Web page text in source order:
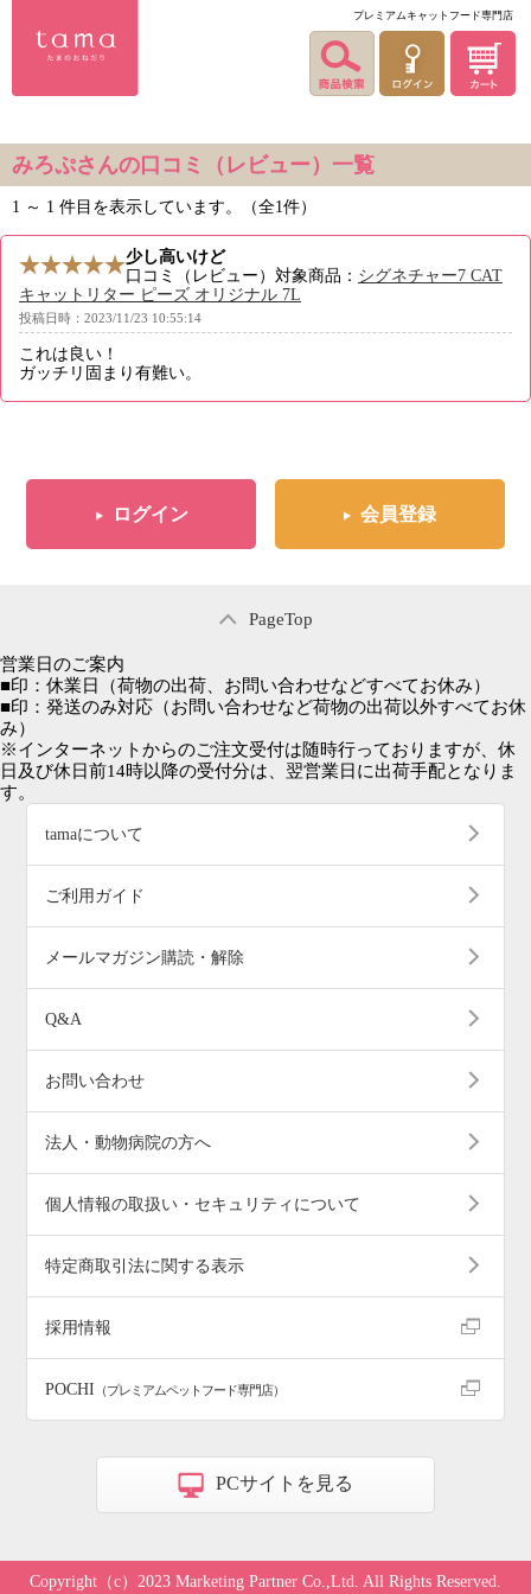
プレミアムキャットフード専門店
みろぷさんの口コミ（レビュー）一覧
1 ～ 1 件目を表示しています。（全1件）
少し高いけど
口コミ（レビュー）対象商品： シグネチャー7 CAT
キャットリター ピーズ オリジナル 7L
投稿日時：2023/11/23 10:55:14
これは良い！
ガッチリ固まり有難い。
ログイン 会員登録
PageTop
営業日のご案内
■印：休業日
（荷物の出荷、お問い合わせなどすべてお休み）
■印：発送のみ対応 （お問い合わせなど荷物の出荷以外すべてお休
み）
※インターネットからのご注文受付は随時行っておりますが、休
日及び休日前14時以降の受付分は、翌営業日に出荷手配となりま
す。
tamaについて
ご利用ガイド
メールマガジン購読・解除
Q&A
お問い合わせ
法人・動物病院の方へ
個人情報の取扱い・セキュリティについて
特定商取引法に関する表示
採用情報
POCHI （プレミアムペットフード専門店）
PCサイトを見る
Copyright（c）2023 Marketing Partner Co.,Ltd. All Rights Reserved.